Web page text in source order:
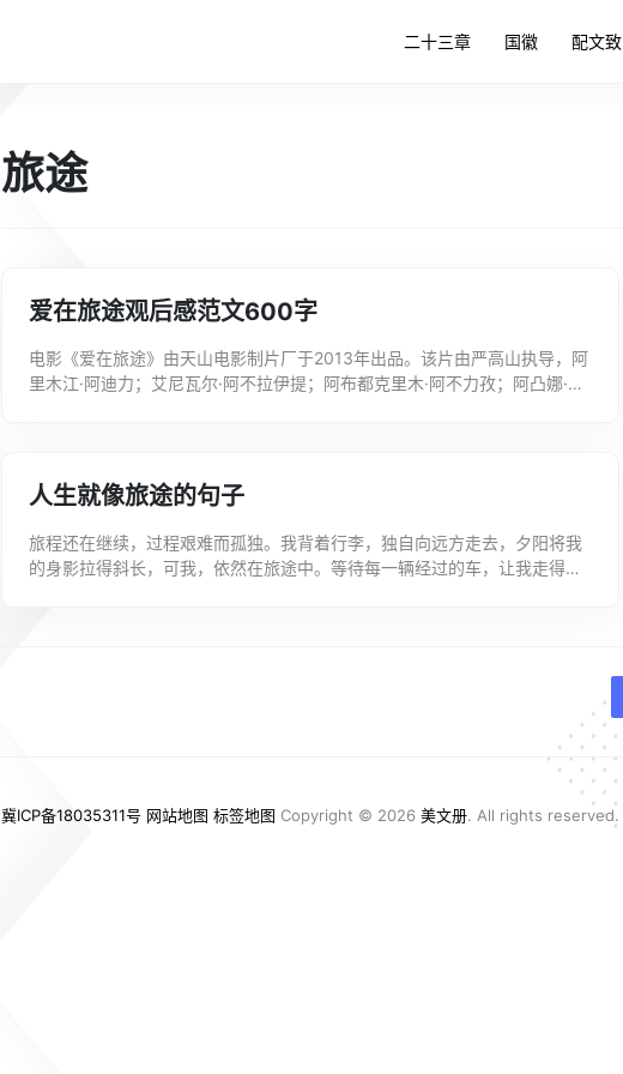
二十三章 国徽 配文致
旅途
爱在旅途观后感范文600字
电影《爱在旅途》由天山电影制片厂于2013年出品。该片由严高山执导，阿
里木江·阿迪力；艾尼瓦尔·阿不拉伊提；阿布都克里木·阿不力孜；阿凸娜·卡
人生就像旅途的句子
旅程还在继续，过程艰难而孤独。我背着行李，独自向远方走去，夕阳将我
的身影拉得斜长，可我，依然在旅途中。等待每一辆经过的车，让我走得更
冀ICP备18035311号 网站地图 标签地图 Copyright © 2026 美文册. All rights reserved.